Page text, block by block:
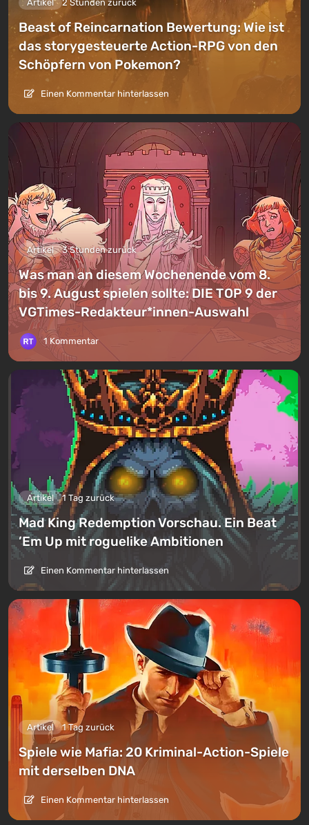
Artikel 2 Stunden zurück
Beast of Reincarnation Bewertung: Wie ist
das storygesteuerte Action-RPG von den
Schöpfern von Pokemon?
Einen Kommentar hinterlassen
Artikel 3 Stunden zurück
Was man an diesem Wochenende vom 8.
bis 9. August spielen sollte: DIE TOP 9 der
VGTimes-Redakteur*innen-Auswahl
1 Kommentar
Artikel 1 Tag zurück
Mad King Redemption Vorschau. Ein Beat
’Em Up mit roguelike Ambitionen
Einen Kommentar hinterlassen
Artikel 1 Tag zurück
Spiele wie Mafia: 20 Kriminal-Action-Spiele
mit derselben DNA
Einen Kommentar hinterlassen